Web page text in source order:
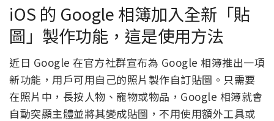
iOS 的 Google 相簿加入全新「貼
圖」製作功能，這是使用方法
近日 Google 在官方社群宣布為 Google 相簿推出一項
新功能，用戶可用自己的照片製作自訂貼圖。只需要
在照片中，長按人物、寵物或物品，Google 相簿就會
自動突顯主體並將其變成貼圖，不用使用額外工具或